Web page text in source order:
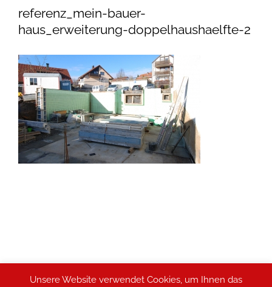
referenz_mein-bauer-
haus_erweiterung-doppelhaushaelfte-2
Unsere Website verwendet Cookies, um Ihnen das